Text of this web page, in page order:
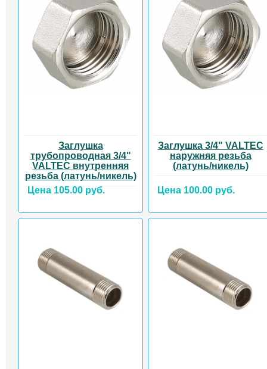
Заглушка
трубопроводная 3/4"
VALTEC внутренняя
резьба (латунь/никель)
Цена 105.00 руб.
Заглушка 3/4" VALTEC
наружняя резьба
(латунь/никель)
Цена 100.00 руб.